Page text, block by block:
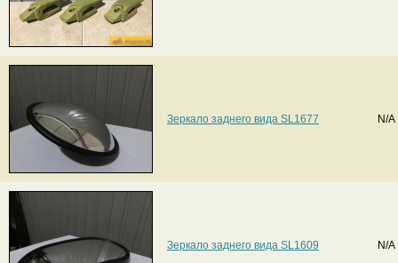
Зеркало заднего вида SL1677 N/A
Зеркало заднего вида SL1609 N/A